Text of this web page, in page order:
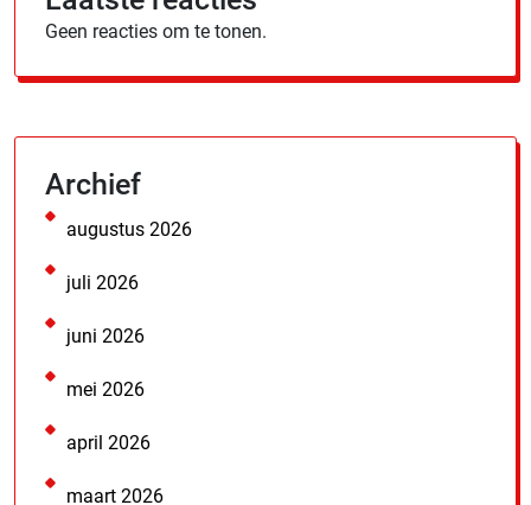
Geen reacties om te tonen.
Archief
augustus 2026
juli 2026
juni 2026
mei 2026
april 2026
maart 2026